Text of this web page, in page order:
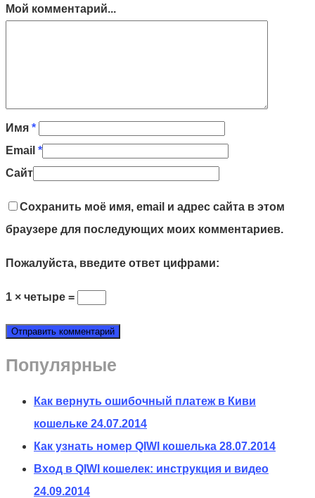
Мой комментарий...
Имя *
Email *
Сайт
Сохранить моё имя, email и адрес сайта в этом
браузере для последующих моих комментариев.
Пожалуйста, введите ответ цифрами:
1 × четыре =
Популярные
Как вернуть ошибочный платеж в Киви
кошельке 24.07.2014
Как узнать номер QIWI кошелька 28.07.2014
Вход в QIWI кошелек: инструкция и видео
24.09.2014